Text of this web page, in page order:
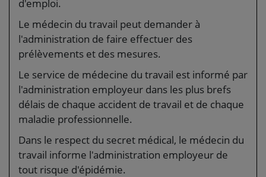
d'emploi.
Le médecin du travail peut demander à
l'administration de faire effectuer des
prélèvements et des mesures.
Le service de médecine du travail est informé par
l'administration employeur dans les plus brefs
délais de chaque accident de travail et de chaque
maladie professionnelle.
Dans le respect du secret médical, le médecin du
travail informe l'administration employeur de
tout risque d'épidémie.